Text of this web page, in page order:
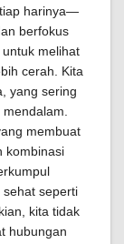
harinya—
berfokus
melihat
cerah. Kita
yang sering
membuat
kombinasi
seperti
kita tidak
hubungan